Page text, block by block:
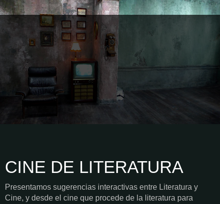
CINE DE LITERATURA
Presentamos sugerencias interactivas entre Literatura y
Cine, y desde el cine que procede de la literatura para